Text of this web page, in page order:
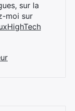
sur la
moi sur